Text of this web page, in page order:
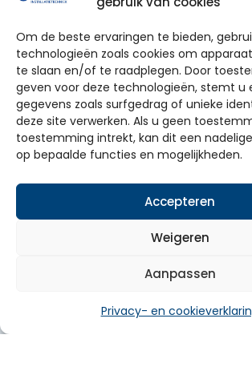
Om de beste ervaringen te bieden,
technologieën zoals cookies om
te slaan en/of te raadplegen. Door
geven voor deze technologieën, stemt u
gegevens zoals surfgedrag of unieke
deze site verwerken. Als u geen
toestemming intrekt, kan dit een
op bepaalde functies en mogelijkheden.
Accepteren
Weigeren
Aanpassen
Privacy- en
Ontdek de
✓ 100% vrijblijvend ✓ Ruim 60
Dé totaalinstallateur van